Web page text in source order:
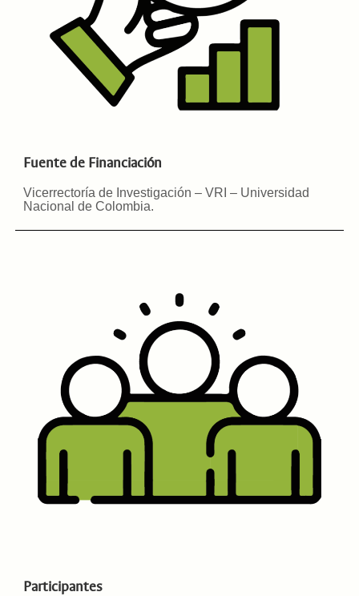
Fuente de Financiación
Vicerrectoría de Investigación – VRI – Universidad
Nacional de Colombia.
Participantes